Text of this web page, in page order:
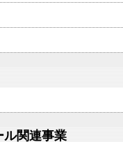
ル関連事業